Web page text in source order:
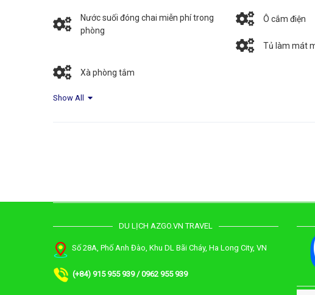
Nước suối đóng chai miễn phí trong
phòng
Ô cắm điện
Tủ làm mát
Xà phòng tắm
Show All
DU LỊCH AZGO.VN TRAVEL
Số 28A, Phố Anh Đào, Khu DL Bãi Cháy, Ha Long City, VN
(+84) 915 955 939 / 0962 955 939